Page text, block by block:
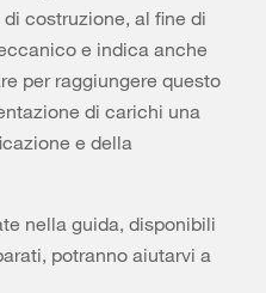
costruzione, al fine di
e indica anche
per raggiungere questo
di carichi una
e della
nella guida, disponibili
potranno aiutarvi a